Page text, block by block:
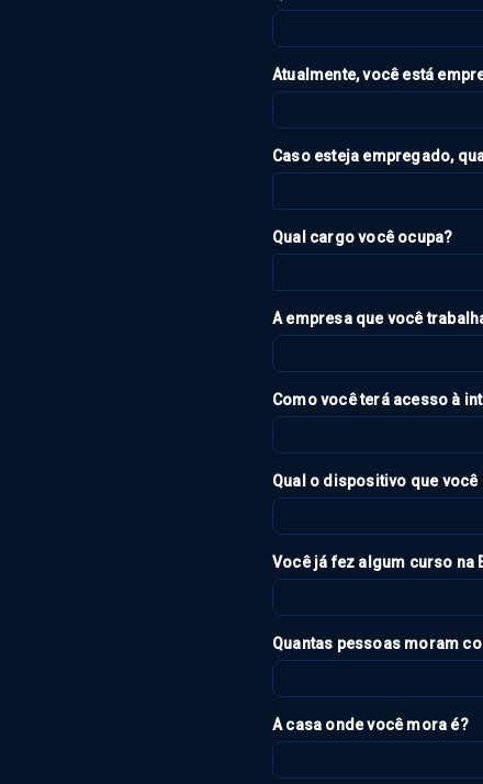
Atualmente, você está
Caso esteja empregado,
Qual cargo você ocupa?
A empresa que você
Como você terá acesso à
Qual o dispositivo que
Você já fez algum curso na
Quantas pessoas moram
A casa onde você mora é?